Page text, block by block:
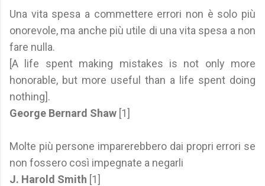
Una vita spesa a commettere errori non è solo più
onorevole, ma anche più utile di una vita spesa a non
fare nulla.
[A life spent making mistakes is not only more
honorable, but more useful than a life spent doing
nothing].
George Bernard Shaw [1]
Molte più persone imparerebbero dai propri errori se
non fossero così impegnate a negarli
J. Harold Smith [1]